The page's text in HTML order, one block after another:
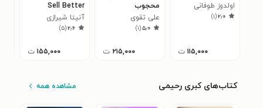
اولدوز طوفانی
۲٫۰(۱)
۱۱۵,۰۰۰ ت
محجوب
علی تقوی
۵٫۰(۱)
۲۱۵,۰۰۰ ت
Sell Better
آنیتا شیرازی
۲٫۶(۵)
۱۵۵,۰۰۰ ت
کتاب‌های کبری رحیمی مشاهده همه